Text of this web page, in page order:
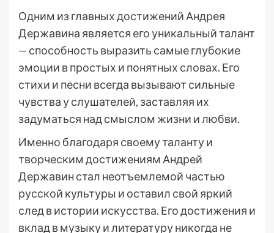
Одним из главных достижений Андрея
Державина является его уникальный талант
— способность выразить самые глубокие
эмоции в простых и понятных словах. Его
стихи и песни всегда вызывают сильные
чувства у слушателей, заставляя их
задуматься над смыслом жизни и любви.
Именно благодаря своему таланту и
творческим достижениям Андрей
Державин стал неотъемлемой частью
русской культуры и оставил свой яркий
след в истории искусства. Его достижения и
вклад в музыку и литературу никогда не